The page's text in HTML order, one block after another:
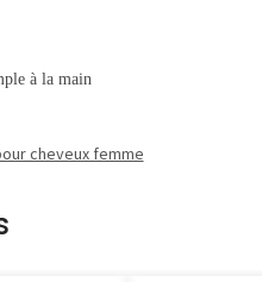
à la main
cheveux femme